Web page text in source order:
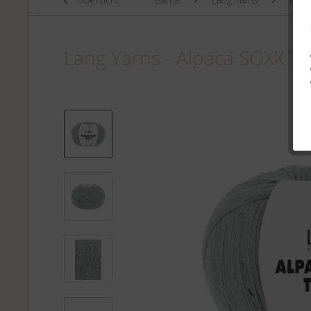
Lang Yarns - Alpaca SOXX